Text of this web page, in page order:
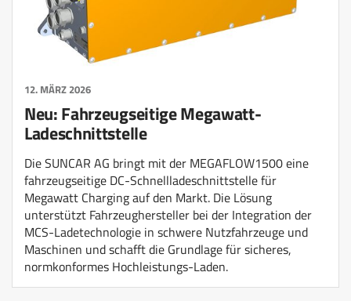
12. MÄRZ 2026
Neu: Fahrzeugseitige Megawatt-
Ladeschnittstelle
Die SUNCAR AG bringt mit der MEGAFLOW1500 eine
fahrzeugseitige DC-Schnellladeschnittstelle für
Megawatt Charging auf den Markt. Die Lösung
unterstützt Fahrzeughersteller bei der Integration der
MCS-Ladetechnologie in schwere Nutzfahrzeuge und
Maschinen und schafft die Grundlage für sicheres,
normkonformes Hochleistungs-Laden.